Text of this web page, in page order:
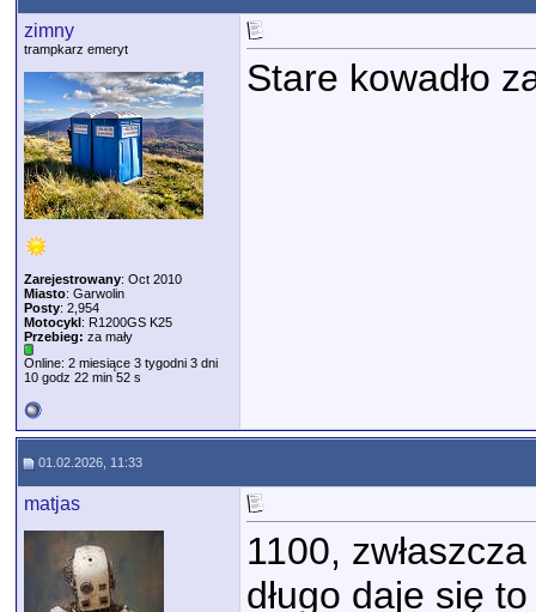
zimny
trampkarz emeryt
Zarejestrowany: Oct 2010
Miasto: Garwolin
Posty: 2,954
Motocykl: R1200GS K25
Przebieg: za mały
Online: 2 miesiące 3 tygodni 3 dni
10 godz 22 min 52 s
Stare kowadło
01.02.2026, 11:33
matjas
1100,
długo daje się